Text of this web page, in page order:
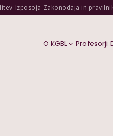
Izposoja Zakonodaja in
O KGBL Profesorji